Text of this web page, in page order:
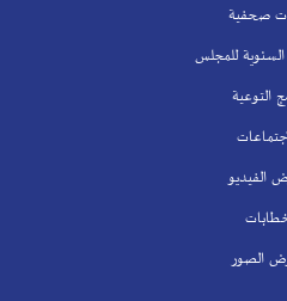
صحفية
السنوية للمجلس
التوعية
الفيديو
الصور